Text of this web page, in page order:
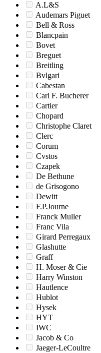
A.L&S
Audemars Piguet
Bell & Ross
Blancpain
Bovet
Breguet
Breitling
Bvlgari
Cabestan
Carl F. Bucherer
Cartier
Chopard
Christophe Claret
Clerc
Corum
Cvstos
Czapek
De Bethune
de Grisogono
Dewitt
F.P.Journe
Franck Muller
Franc Vila
Girard Perregaux
Glashutte
Graff
H. Moser & Cie
Harry Winston
Hautlence
Hublot
Hysek
HYT
IWC
Jacob & Co
Jaeger-LeCoultre